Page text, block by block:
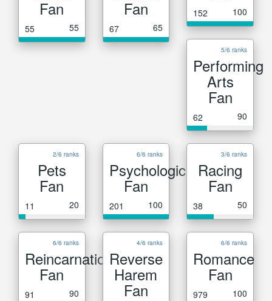
Fan
55 55
Fan
67 65
152 100
5/6 ranks
Performing
Arts
Fan
62 90
2/6 ranks
Pets
Fan
11 20
6/6 ranks
Psychological
Fan
201 100
3/6 ranks
Racing
Fan
38 50
6/6 ranks
Reincarnation
Fan
91 90
4/6 ranks
Reverse
Harem
Fan
6/6 ranks
Romance
Fan
979 100